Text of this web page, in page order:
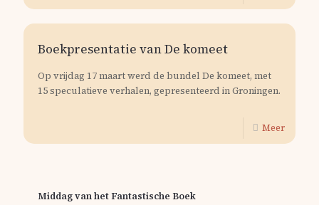
Boekpresentatie van De komeet
Op vrijdag 17 maart werd de bundel De komeet, met
15 speculatieve verhalen, gepresenteerd in Groningen.
Meer
Middag van het Fantastische Boek